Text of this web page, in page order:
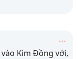
Kim Đồng với,